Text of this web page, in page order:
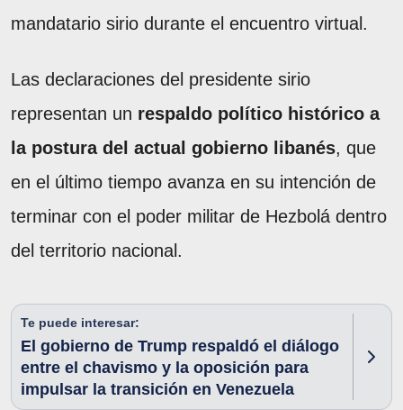
mandatario sirio durante el encuentro virtual.
Las declaraciones del presidente sirio
representan un respaldo político histórico a
la postura del actual gobierno libanés, que
en el último tiempo avanza en su intención de
terminar con el poder militar de Hezbolá dentro
del territorio nacional.
Te puede interesar:
El gobierno de Trump respaldó el diálogo
entre el chavismo y la oposición para
impulsar la transición en Venezuela